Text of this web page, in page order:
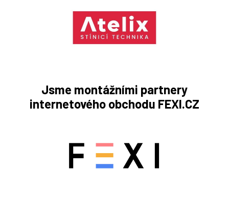
Jsme montážními partnery
internetového obchodu FEXI.CZ